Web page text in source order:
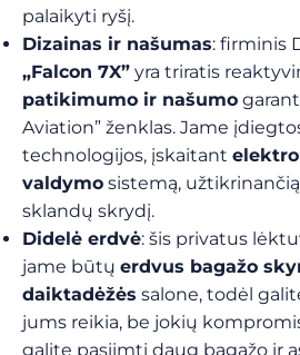
palaikyti ryšį.
Dizainas ir našumas: firminis
„Falcon 7X” yra triratis
patikimumo ir našumo
Aviation” ženklas. Jame
technologijos, įskaitant
valdymo sistemą,
sklandų skrydį.
Didelė erdvė: šis privatus
jame būtų erdvus bagažo
daiktadėžės salone, todėl
jums reikia, be jokių
galite pasiimti daug bagažo ir